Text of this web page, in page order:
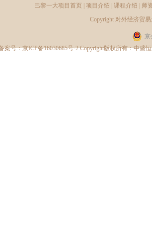
巴黎一大项目首页 项目介绍 课程介绍
师
Copyright 对外经济贸
京
案号：京ICP备16030685号-2Copyright版权所有：中盛恒